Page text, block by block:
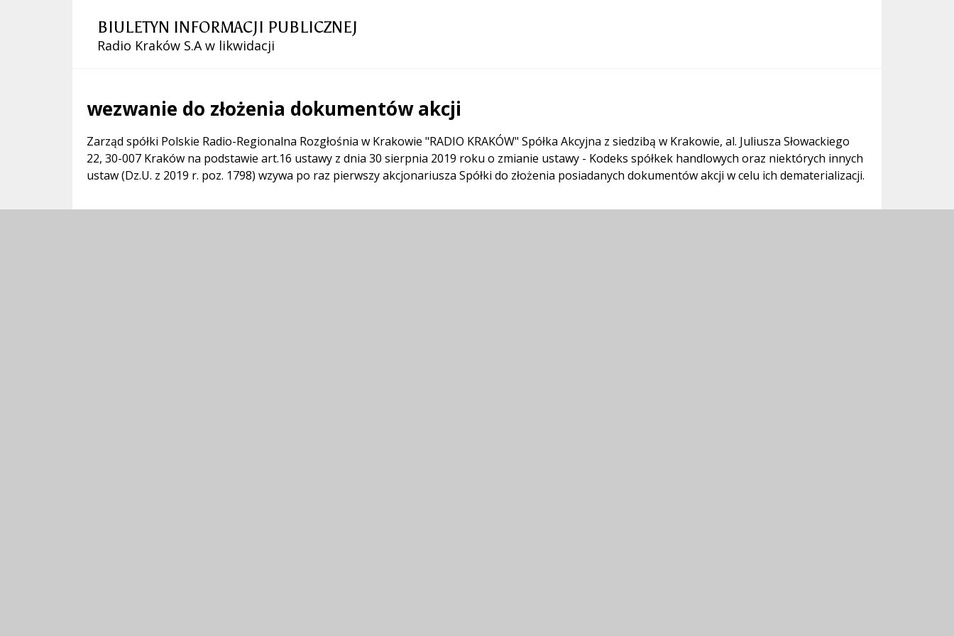
BIULETYN INFORMACJI PUBLICZNEJ
Radio Kraków S.A w likwidacji
wezwanie do złożenia dokumentów akcji
Treść
Zarząd spółki Polskie Radio-Regionalna Rozgłośnia w Krakowie "RADIO KRAKÓW" Spółka Akcyjna z siedzibą w Krakowie, al. Juliusza Słowackiego
22, 30-007 Kraków na podstawie art.16 ustawy z dnia 30 sierpnia 2019 roku o zmianie ustawy - Kodeks spółkek handlowych oraz niektórych innych
ustaw (Dz.U. z 2019 r. poz. 1798) wzywa po raz pierwszy akcjonariusza Spółki do złożenia posiadanych dokumentów akcji w celu ich dematerializacji.